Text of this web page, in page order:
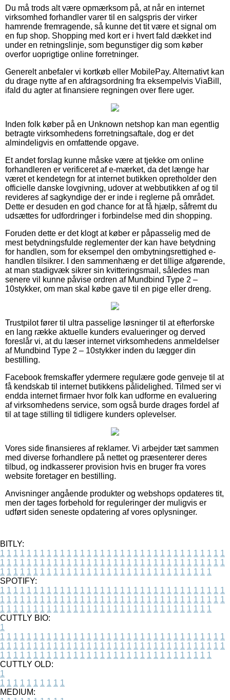
Du må trods alt være opmærksom på, at når en internet
virksomhed forhandler varer til en salgspris der virker
hamrende fremragende, så kunne det tit være et signal om
en fup shop. Shopping med kort er i hvert fald dækket ind
under en retningslinje, som begunstiger dig som køber
overfor uoprigtige online forretninger.
Generelt anbefaler vi kortkøb eller MobilePay. Alternativt kan
du drage nytte af en afdragsordning fra eksempelvis ViaBill,
ifald du agter at finansiere regningen over flere uger.
Inden folk køber på en Unknown netshop kan man egentlig
betragte virksomhedens forretningsaftale, dog er det
almindeligvis en omfattende opgave.
Et andet forslag kunne måske være at tjekke om online
forhandleren er verificeret af e-mærket, da det længe har
været et kendetegn for at internet butikken opretholder den
officielle danske lovgivning, udover at webbutikken af og til
revideres af sagkyndige der er inde i reglerne på området.
Dette er desuden en god chance for at få hjælp, såfremt du
udsættes for udfordringer i forbindelse med din shopping.
Foruden dette er det klogt at køber er påpasselig med de
mest betydningsfulde reglementer der kan have betydning
for handlen, som for eksempel den ombytningsrettighed e-
handlen tilsikrer. I den sammenhæng er det tillige afgørende,
at man stadigvæk sikrer sin kvitteringsmail, således man
senere vil kunne påvise ordren af Mundbind Type 2 –
10stykker, om man skal købe gave til en pige eller dreng.
Trustpilot fører til ultra passelige løsninger til at efterforske
en lang række aktuelle kunders evalueringer og derved
foreslår vi, at du læser internet virksomhedens anmeldelser
af Mundbind Type 2 – 10stykker inden du lægger din
bestilling.
Facebook fremskaffer ydermere regulære gode genveje til at
få kendskab til internet butikkens pålidelighed. Tilmed ser vi
endda internet firmaer hvor folk kan udforme en evaluering
af virksomhedens service, som også burde drages fordel af
til at tage stilling til tidligere kunders oplevelser.
Vores side finansieres af reklamer. Vi arbejder tæt sammen
med diverse forhandlere på nettet og præsenterer deres
tilbud, og indkasserer provision hvis en bruger fra vores
website foretager en bestilling.
Anvisninger angående produkter og webshops opdateres tit,
men der tages forbehold for reguleringer der muligvis er
udført siden seneste opdatering af vores oplysninger.
BITLY:
1 1 1 1 1 1 1 1 1 1 1 1 1 1 1 1 1 1 1 1 1 1 1 1 1 1 1 1 1 1 1 1 1 1
1 1 1 1 1 1 1 1 1 1 1 1 1 1 1 1 1 1 1 1 1 1 1 1 1 1 1 1 1 1 1 1 1 1
1 1 1 1 1 1 1 1 1 1 1 1 1 1 1 1 1 1 1 1 1 1 1 1 1 1 1 1 1 1 1 1
SPOTIFY:
1 1 1 1 1 1 1 1 1 1 1 1 1 1 1 1 1 1 1 1 1 1 1 1 1 1 1 1 1 1 1 1 1 1
1 1 1 1 1 1 1 1 1 1 1 1 1 1 1 1 1 1 1 1 1 1 1 1 1 1 1 1 1 1 1 1 1 1
1 1 1 1 1 1 1 1 1 1 1 1 1 1 1 1 1 1 1 1 1 1 1 1 1 1 1 1 1 1 1 1
CUTTLY BIO:
1
1 1 1 1 1 1 1 1 1 1 1 1 1 1 1 1 1 1 1 1 1 1 1 1 1 1 1 1 1 1 1 1 1 1
1 1 1 1 1 1 1 1 1 1 1 1 1 1 1 1 1 1 1 1 1 1 1 1 1 1 1 1 1 1 1 1 1 1
1 1 1 1 1 1 1 1 1 1 1 1 1 1 1 1 1 1 1 1 1 1 1 1 1 1 1 1 1 1 1 1
CUTTLY OLD:
1
1 1 1 1 1 1 1 1 1 1
MEDIUM: